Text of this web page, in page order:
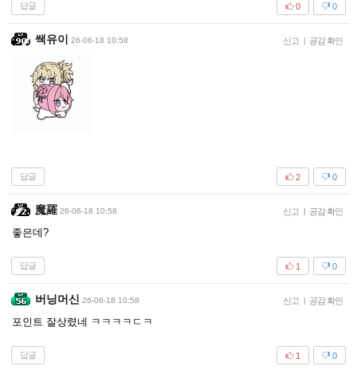
답글 0
0
쌕유이 26-06-18 10:58 신고 | 공감 확인
답글 0
2
魔羅 26-06-18 10:58 신고 | 공감 확인
좋은데?
답글 0
1
버닝머신 26-06-18 10:58 신고 | 공감 확인
포인트 잘상렸네 ㅋㅋㅋㅋㄷㅋ
답글 0
1